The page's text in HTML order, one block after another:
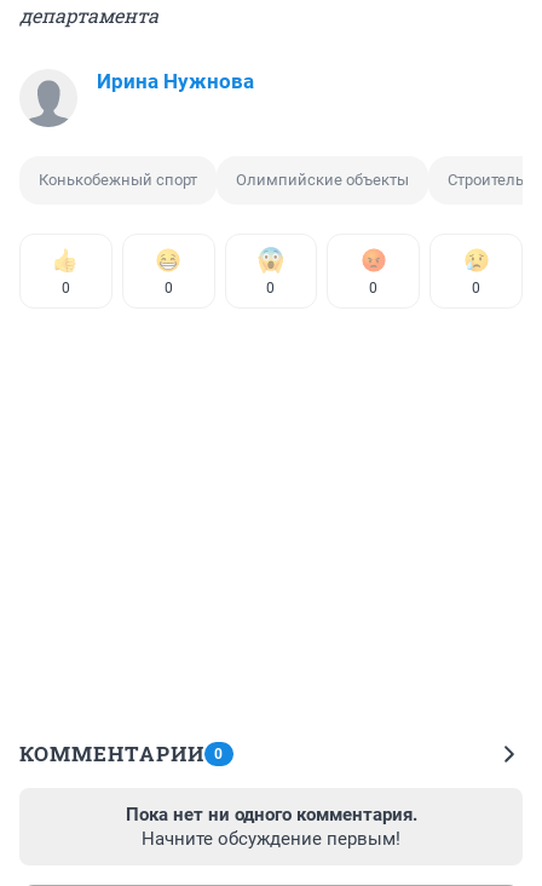
департамента
Ирина Нужнова
Конькобежный спорт Олимпийские объекты
0 0 0 0 0
КОММЕНТАРИИ 0
Пока нет ни одного комментария.
Начните обсуждение первым!